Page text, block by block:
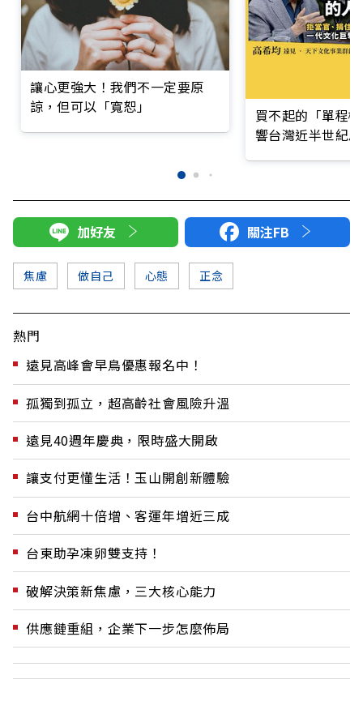
讓心更強大！我們不一定要原
諒，但可以「寬恕」
買不起的「單程
響台灣近半世紀
加好友 關注FB
焦慮 做自己 心態 正念
熱門
遠見高峰會早鳥優惠報名中！
孤獨到孤立，超高齡社會風險升溫
遠見40週年慶典，限時盛大開啟
讓支付更懂生活！玉山開創新體驗
台中航網十倍增、客運年增近三成
台東助孕凍卵雙支持！
破解決策新焦慮，三大核心能力
供應鏈重組，企業下一步怎麼佈局